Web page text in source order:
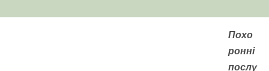
Похо
ронні
послу